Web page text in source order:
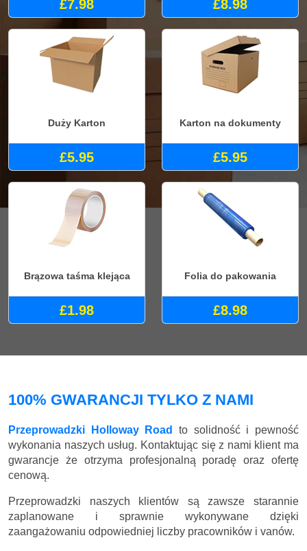
£7.98 £8.98
Duży Karton
£5.95
Karton na dokumenty
£5.95
Brązowa taśma klejąca
£1.98
Folia do pakowania
£8.98
100% GWARANCJI TYLKO Z NAMI
Przeprowadzki Holloway Road
to solidność i pewność
wykonania naszych usług. Kontaktując się z nami klient ma
gwarancje że otrzyma profesjonalną poradę oraz ofertę
cenową.
Przeprowadzki naszych klientów są zawsze starannie
zaplanowane i sprawnie wykonywane dzięki
zaangażowaniu odpowiedniej liczby pracowników i vanów.